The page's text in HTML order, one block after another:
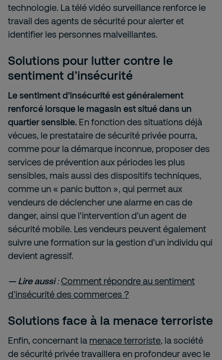
technologie. La télé vidéo surveillance renforce le
travail des agents de sécurité pour alerter et
identifier les personnes malveillantes.
Solutions pour lutter contre le
sentiment d’insécurité
Le sentiment d'insécurité est généralement
renforcé lorsque le magasin est situé dans un
quartier sensible. En fonction des situations déjà
vécues, le prestataire de sécurité privée pourra,
comme pour la démarque inconnue, proposer des
services de prévention aux périodes les plus
sensibles, mais aussi des dispositifs techniques,
comme un « panic button », qui permet aux
vendeurs de déclencher une alarme en cas de
danger, ainsi que l'intervention d'un agent de
sécurité mobile. Les vendeurs peuvent également
suivre une formation sur la gestion d'un individu qui
devient agressif.
— Lire aussi:Comment répondre au sentiment
d’insécurité des commerces ?
Solutions face à la menace terroriste
Enfin, concernant la menace terroriste, la société
de sécurité privée travaillera en profondeur avec le